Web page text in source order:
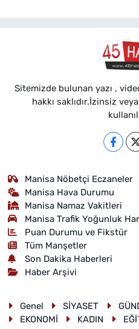
Sitemizde bulunan yazı ,
hakkı saklıdır.İzinsiz
Manisa Nöbetçi Eczaneler
Manisa Hava Durumu
Manisa Namaz Vakitleri
Manisa Trafik Yoğunluk
Puan Durumu ve Fikstür
Tüm Manşetler
Son Dakika Haberleri
Haber Arşivi
Genel SİYASET
EKONOMİ
KADIN